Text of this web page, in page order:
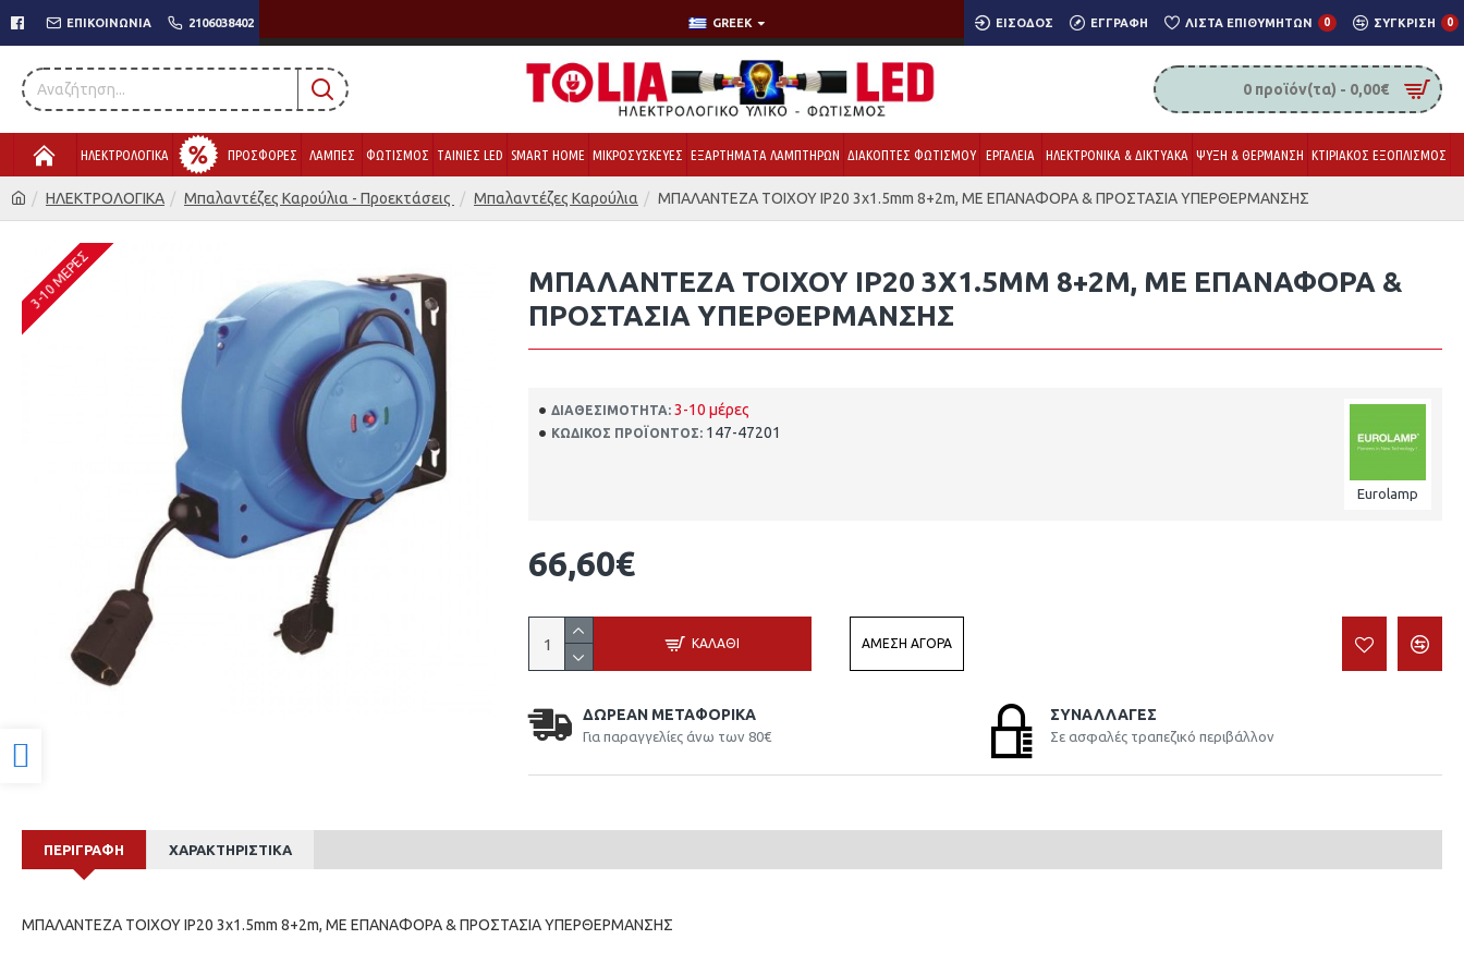
Προσβασιμότητα
ΕΠΙΚΟΙΝΩΝΊΑ 2106038402 GREEK ΕΊΣΟΔΟΣ ΕΓΓΡΑΦΉ ΛΊΣΤΑ ΕΠΙΘΥΜΗΤΏΝ 0 ΣΎΓΚΡΙΣΗ 0
0 προϊόν(τα) - 0,00€
ΗΛΕΚΤΡΟΛΟΓΙΚΑ ΠΡΟΣΦΟΡΕΣ ΛΑΜΠΕΣ ΦΩΤΙΣΜΟΣ ΤΑΙΝΙΕΣ LED SMART HOME ΜΙΚΡΟΣΥΣΚΕΥΕΣ ΕΞΑΡΤΗΜΑΤΑ ΛΑΜΠΤΗΡΩΝ ΔΙΑΚΟΠΤΕΣ ΦΩΤΙΣΜΟΥ ΕΡΓΑΛΕΙΑ ΗΛΕΚΤΡΟΝΙΚΑ & ΔΙΚΤΥΑΚΑ ΨΥΞΗ & ΘΕΡΜΑΝΣΗ ΚΤΙΡΙΑΚΟΣ ΕΞΟΠΛΙΣΜΟΣ
ΗΛΕΚΤΡΟΛΟΓΙΚΑ Μπαλαντέζες Καρούλια - Προεκτάσεις Μπαλαντέζες Καρούλια ΜΠΑΛΑΝΤΕΖΑ ΤΟΙΧΟΥ IP20 3x1.5mm 8+2m, ΜΕ ΕΠΑΝΑΦΟΡΑ & ΠΡΟΣΤΑΣΙΑ ΥΠΕΡΘΕΡΜΑΝΣΗΣ
3-10 ΜΈΡΕΣ
ΜΠΑΛΑΝΤΕΖΑ ΤΟΙΧΟΥ IP20 3X1.5MM 8+2M, ΜΕ ΕΠΑΝΑΦΟΡΑ &
ΠΡΟΣΤΑΣΙΑ ΥΠΕΡΘΕΡΜΑΝΣΗΣ
ΔΙΑΘΕΣΙΜΌΤΗΤΑ: 3-10 μέρες
ΚΩΔΙΚΌΣ ΠΡΟΪΌΝΤΟΣ: 147-47201
Eurolamp
66,60€
ΚΑΛΆΘΙ ΆΜΕΣΗ ΑΓΟΡΆ
ΔΩΡΕΆΝ ΜΕΤΑΦΟΡΙΚΆ
Για παραγγελίες άνω των 80€
ΣΥΝΑΛΛΑΓΈΣ
Σε ασφαλές τραπεζικό περιβάλλον
ΠΕΡΙΓΡΑΦΉ ΧΑΡΑΚΤΗΡΙΣΤΙΚΆ
ΜΠΑΛΑΝΤΕΖΑ ΤΟΙΧΟΥ IP20 3x1.5mm 8+2m, ΜΕ ΕΠΑΝΑΦΟΡΑ & ΠΡΟΣΤΑΣΙΑ ΥΠΕΡΘΕΡΜΑΝΣΗΣ